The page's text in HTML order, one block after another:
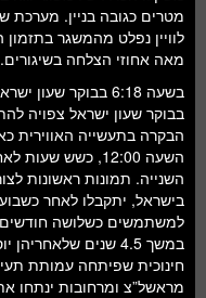
מטרים כגובה בניין. מערכת
לוויין נפלט מהמשגר
מאה אחוזי הצלחה בשיגורים.
בבוקר שעון ישראל צפויה
הבקרה בתעשייה האווירית
השעה 12:00, כשש
השנייה. תמונות ראשונות
בישראל, יתקבלו לאחר
למשתמשים כשלושה חודשים
במשך 4.5 שנים
חינוכית שפיתחה עמותת
מראשל”צ ומרחובות ינתחו